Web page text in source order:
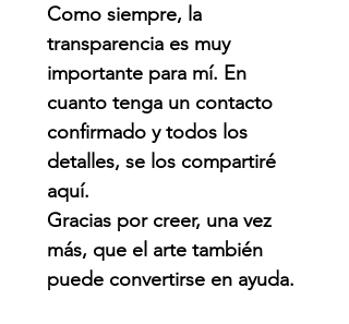
Como siempre, la
transparencia es muy
importante para mí. En
cuanto tenga un contacto
confirmado y todos los
detalles, se los compartiré
aquí.
Gracias por creer, una vez
más, que el arte también
puede convertirse en ayuda.